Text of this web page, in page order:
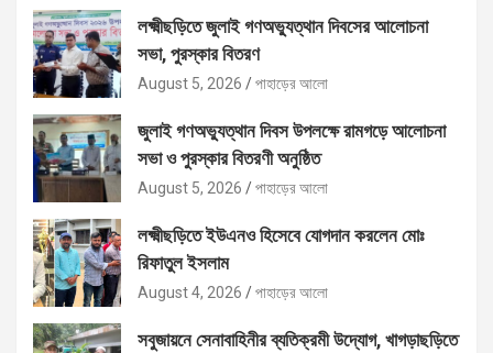
লক্ষ্মীছড়িতে জুলাই গণঅভ্যুত্থান দিবসের আলোচনা
সভা, পুরস্কার বিতরণ
August 5, 2026 পাহাড়ের আলো
জুলাই গণঅভ্যুত্থান দিবস উপলক্ষে রামগড়ে আলোচনা
সভা ও পুরস্কার বিতরণী অনুষ্ঠিত
August 5, 2026 পাহাড়ের আলো
লক্ষ্মীছড়িতে ইউএনও হিসেবে যোগদান করলেন মোঃ
রিফাতুল ইসলাম
August 4, 2026 পাহাড়ের আলো
সবুজায়নে সেনাবাহিনীর ব্যতিক্রমী উদ্যোগ, খাগড়াছড়িতে